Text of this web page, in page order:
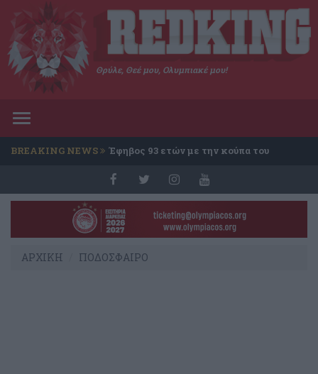
Θρύλε, Θεέ μου, Ολυμπιακέ μου!
Toggle
BREAKING NEWS Έφηβος 93 ετών με την κούπα του
ΑΡΧΙΚΗ ΠΟΔΟΣΦΑΙΡΟ